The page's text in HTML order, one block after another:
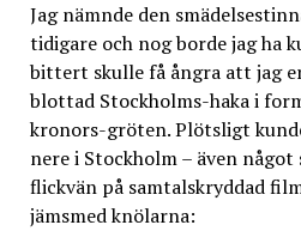
Jag nämnde den
tidigare och nog borde jag ha
bittert skulle få ångra att jag
blottad Stockholms-haka i
kronors-gröten. Plötsligt
nere i Stockholm – även
flickvän på samtalskryddad
jämsmed knölarna: